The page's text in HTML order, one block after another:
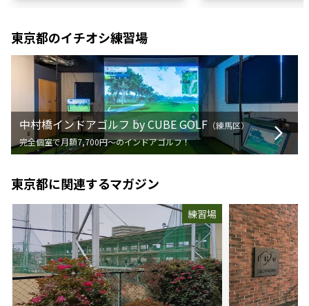
東京都のイチオシ練習場
中村橋インドアゴルフ by CUBE GOLF （練馬区）
完全個室で月額7,700円〜のインドアゴルフ！
東京都に関連するマガジン
練習場